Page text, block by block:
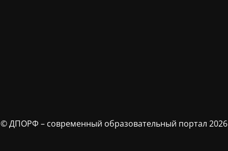
© ДПОРФ – современный образовательный портал 2026